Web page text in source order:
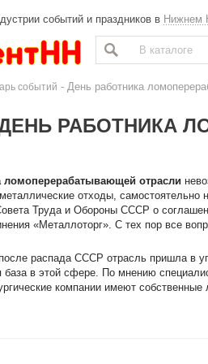
событий и праздников в Нижнем
событий - День работника
РАБОТНИКА
ломоперерабатывающей отрасли
отходы, самостоятельно
Труда и Обороны СССР о
«Металлоторг». С тех пор все
распада СССР отрасль пришла в
база в этой сфере. По мнению
компании имеют